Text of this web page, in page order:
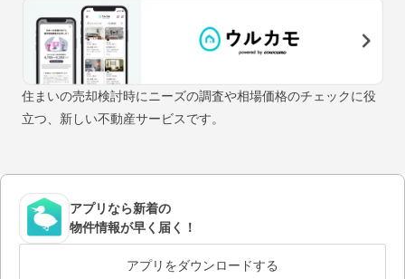
住まいの売却検討時にニーズの調査や相場価格のチェックに役
立つ、新しい不動産サービスです。
アプリなら新着の
物件情報が早く届く！
アプリをダウンロードする